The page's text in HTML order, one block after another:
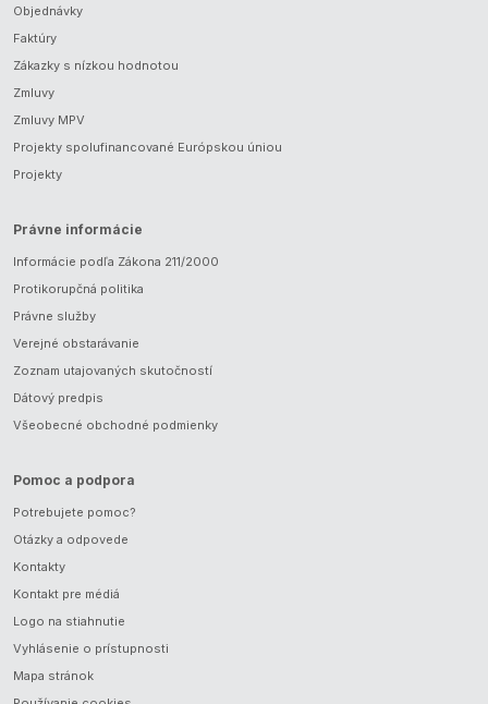
Objednávky
Faktúry
Zákazky s nízkou hodnotou
Zmluvy
Zmluvy MPV
Projekty spolufinancované Európskou úniou
Projekty
Právne informácie
Informácie podľa Zákona 211/2000
Protikorupčná politika
Právne služby
Verejné obstarávanie
Zoznam utajovaných skutočností
Dátový predpis
Všeobecné obchodné podmienky
Pomoc a podpora
Potrebujete pomoc?
Otázky a odpovede
Kontakty
Kontakt pre médiá
Logo na stiahnutie
Vyhlásenie o prístupnosti
Mapa stránok